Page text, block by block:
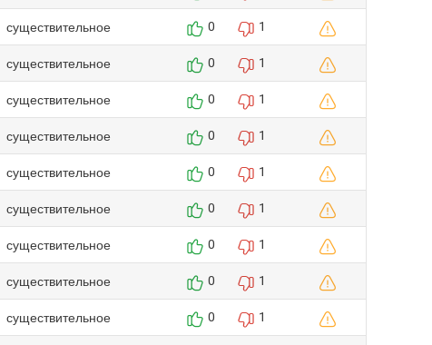
существительное 0 1
существительное 0 1
существительное 0 1
существительное 0 1
существительное 0 1
существительное 0 1
существительное 0 1
существительное 0 1
существительное 0 1